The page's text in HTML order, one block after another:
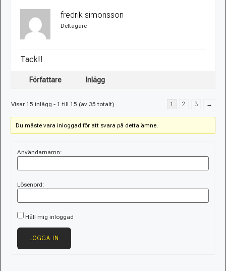
fredrik simonsson
Deltagare
Tack!!
Författare Inlägg
Visar 15 inlägg - 1 till 15 (av 35 totalt) 1 2 3 →
Du måste vara inloggad för att svara på detta ämne.
Användarnamn:
Lösenord:
Håll mig inloggad
LOGGA IN